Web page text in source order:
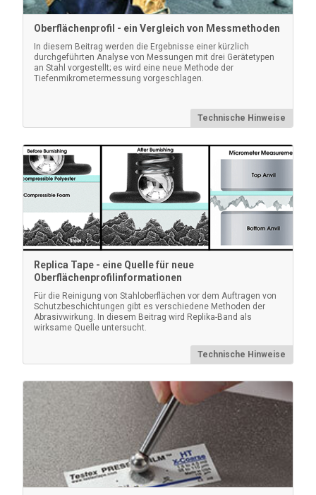
Testex™ Press-O-Film™ Replika-Band
Jede Rolle Testex Tape enthält 50 Stück (Abdrücke)
Mehr erfahren
Testex Unterlegscheiben-Satz
Dient zur Überprüfung der Genauigkeit und Funktion
aller Testex . Ideal für die Erfüllung von ISO- und
Kalibrierungszertifikat, rückführbar auf die PTB.
Mehr erfahren
Oberflächenprofil - ein Vergleich von Messmethoden
In diesem Beitrag werden die Ergebnisse einer kürzlich
durchgeführten Analyse von Messungen mit drei Gerätetypen
an Stahl vorgestellt; es wird eine neue Methode der
Tiefenmikrometermessung vorgeschlagen.
Technische Hinweise
Replica Tape - eine Quelle für neue
Oberflächenprofilinformationen
Für die Reinigung von Stahloberflächen vor dem Auftragen von
Schutzbeschichtungen gibt es verschiedene Methoden der
Abrasivwirkung. In diesem Beitrag wird Replika-Band als
wirksame Quelle untersucht.
Technische Hinweise